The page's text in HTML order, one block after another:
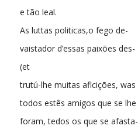
e tão leal.
As luttas politicas,o fego de-
vaistador d’essas paixões des-
(et
trutú-lhe muitas aflcições, was
todos estês amigos que se lhe
foram, tedos os que se afasta-